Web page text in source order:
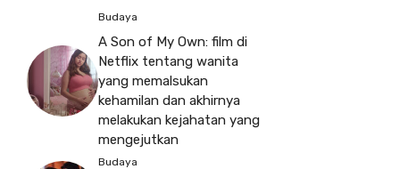
Budaya
A Son of My Own: film di
Netflix tentang wanita
yang memalsukan
kehamilan dan akhirnya
melakukan kejahatan yang
mengejutkan
Budaya